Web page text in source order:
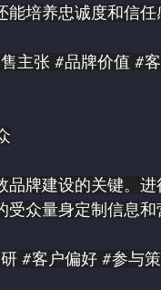
培养忠诚度和信任
主张 #品牌价值 #
品牌建设的关键。
受众量身定制信息和
#客户偏好 #参与